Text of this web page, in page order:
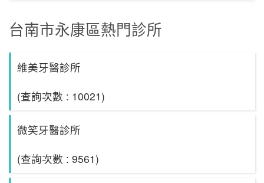
台南市永康區熱門診所
維美牙醫診所
(查詢次數 : 10021)
微笑牙醫診所
(查詢次數 : 9561)